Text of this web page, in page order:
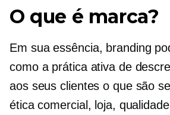
O que é marca?
Em sua essência, branding
como a prática ativa de
aos seus clientes o que são
ética comercial, loja,